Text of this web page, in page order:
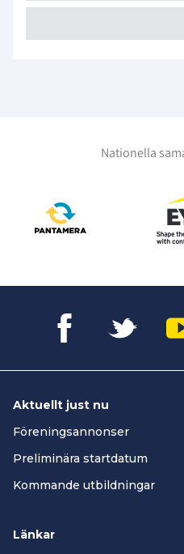
Nationella
Aktuellt just nu
Föreningsannonser
Preliminära startdatum
Kommande utbildningar
Länkar